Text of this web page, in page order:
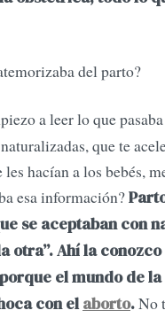
del parto?
a leer lo que
que te
les hacían a los bebés,
esa información?
se aceptaban con
otra”. Ahí la
el mundo de la
con elaborto.No